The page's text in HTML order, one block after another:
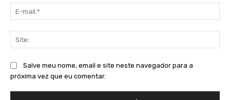
Salve meu nome, email e site neste navegador para a
próxima vez que eu comentar.